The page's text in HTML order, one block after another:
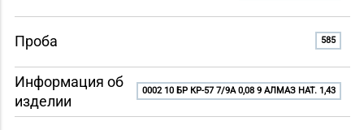
Проба 585
Информация об
изделии
0002 10 БР КР-57 7/9A 0,08 9 АЛМАЗ НАТ. 1,43